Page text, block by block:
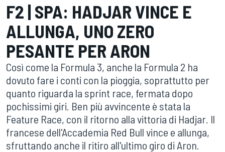
F2 | SPA: HADJAR VINCE E
ALLUNGA, UNO ZERO
PESANTE PER ARON
Così come la Formula 3, anche la Formula 2 ha
dovuto fare i conti con la pioggia, soprattutto per
quanto riguarda la sprint race, fermata dopo
pochissimi giri. Ben più avvincente è stata la
Feature Race, con il ritorno alla vittoria di Hadjar. Il
francese dell'Accademia Red Bull vince e allunga,
sfruttando anche il ritiro all'ultimo giro di Aron.